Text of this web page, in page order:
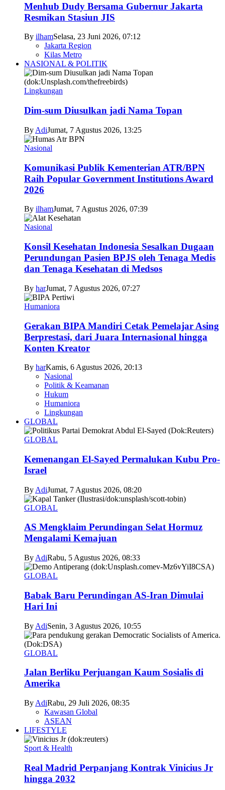
Menhub Dudy Bersama Gubernur Jakarta
Resmikan Stasiun JIS
By ilhamSelasa, 23 Juni 2026, 07:12
Jakarta Region
Kilas Metro
NASIONAL & POLITIK
Lingkungan
Dim-sum Diusulkan jadi Nama Topan
By AdiJumat, 7 Agustus 2026, 13:25
Nasional
Komunikasi Publik Kementerian ATR/BPN
Raih Popular Government Institutions Award
2026
By ilhamJumat, 7 Agustus 2026, 07:39
Nasional
Konsil Kesehatan Indonesia Sesalkan Dugaan
Perundungan Pasien BPJS oleh Tenaga Medis
dan Tenaga Kesehatan di Medsos
By harJumat, 7 Agustus 2026, 07:27
Humaniora
Gerakan BIPA Mandiri Cetak Pemelajar Asing
Berprestasi, dari Juara Internasional hingga
Konten Kreator
By harKamis, 6 Agustus 2026, 20:13
Nasional
Politik & Keamanan
Hukum
Humaniora
Lingkungan
GLOBAL
GLOBAL
Kemenangan El-Sayed Permalukan Kubu Pro-
Israel
By AdiJumat, 7 Agustus 2026, 08:20
GLOBAL
AS Mengklaim Perundingan Selat Hormuz
Mengalami Kemajuan
By AdiRabu, 5 Agustus 2026, 08:33
GLOBAL
Babak Baru Perundingan AS-Iran Dimulai
Hari Ini
By AdiSenin, 3 Agustus 2026, 10:55
GLOBAL
Jalan Berliku Perjuangan Kaum Sosialis di
Amerika
By AdiRabu, 29 Juli 2026, 08:35
Kawasan Global
ASEAN
LIFESTYLE
Sport & Health
Real Madrid Perpanjang Kontrak Vinicius Jr
hingga 2032